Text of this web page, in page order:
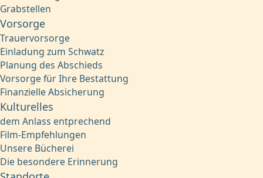
Grabstellen
Vorsorge
Trauervorsorge
Einladung zum Schwatz
Planung des Abschieds
Vorsorge für Ihre Bestattung
Finanzielle Absicherung
Kulturelles
dem Anlass entprechend
Film-Empfehlungen
Unsere Bücherei
Die besondere Erinnerung